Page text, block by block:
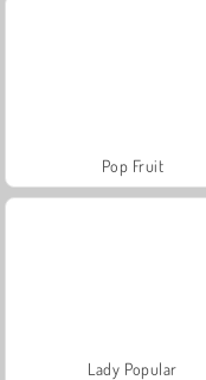
Pop Fruit
Lady Popular